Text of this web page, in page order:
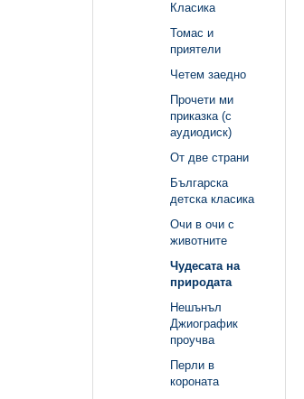
Класика
Томас и
приятели
Четем заедно
Прочети ми
приказка (с
аудиодиск)
От две страни
Българска
детска класика
Очи в очи с
животните
Чудесата на
природата
Нешънъл
Джиографик
проучва
Перли в
короната